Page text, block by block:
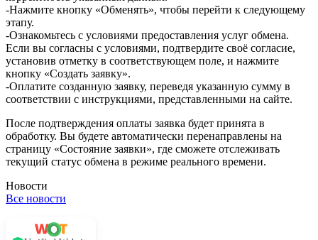
-Нажмите кнопку «Обменять», чтобы перейти к следующему
этапу.
-Ознакомьтесь с условиями предоставления услуг обмена.
Если вы согласны с условиями, подтвердите своё согласие,
установив отметку в соответствующем поле, и нажмите
кнопку «Создать заявку».
-Оплатите созданную заявку, переведя указанную сумму в
соответствии с инструкциями, представленными на сайте.
После подтверждения оплаты заявка будет принята в
обработку. Вы будете автоматически перенаправлены на
страницу «Состояние заявки», где сможете отслеживать
текущий статус обмена в режиме реального времени.
Новости
Все новости